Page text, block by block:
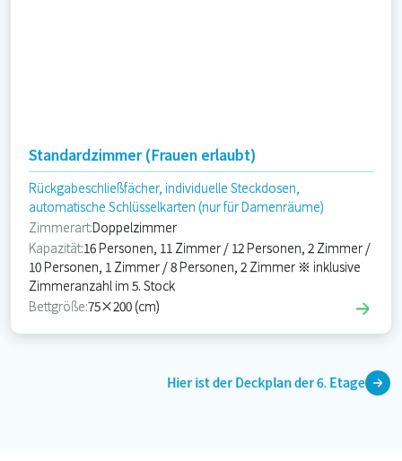
Standardzimmer (Frauen erlaubt)
Rückgabeschließfächer, individuelle Steckdosen,
automatische Schlüsselkarten (nur für Damenräume)
Zimmerart:Doppelzimmer
Kapazität:16 Personen, 11 Zimmer / 12 Personen, 2 Zimmer /
10 Personen, 1 Zimmer / 8 Personen, 2 Zimmer ※ inklusive
Zimmeranzahl im 5. Stock
Bettgröße:75×200 (cm)
Hier ist der Deckplan der 6. Etage